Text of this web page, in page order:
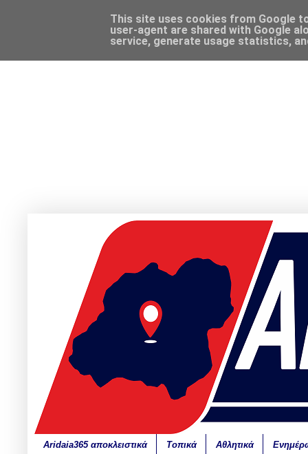
Aridaia365 αποκλειστικά Τοπικά Αθλητικά
This site uses cookies from Google
user-agent are shared with Google
service, generate usage statistics,